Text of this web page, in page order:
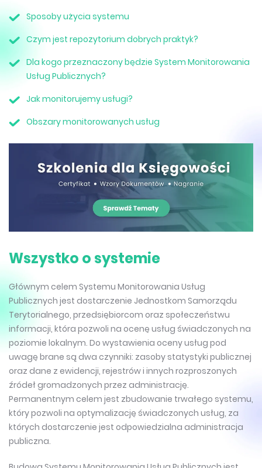
Sposoby użycia systemu
Czym jest repozytorium dobrych praktyk?
Dla kogo przeznaczony będzie System Monitorowania
Usług Publicznych?
Jak monitorujemy usługi?
Obszary monitorowanych usług
Wszystko o systemie
Głównym celem Systemu Monitorowania Usług
Publicznych jest dostarczenie Jednostkom Samorządu
Terytorialnego, przedsiębiorcom oraz społeczeństwu
informacji, która pozwoli na ocenę usług świadczonych na
poziomie lokalnym. Do wystawienia oceny usług pod
uwagę brane są dwa czynniki: zasoby statystyki publicznej
oraz dane z ewidencji, rejestrów i innych rozproszonych
źródeł gromadzonych przez administrację.
Permanentnym celem jest zbudowanie trwałego systemu,
który pozwoli na optymalizację świadczonych usług, za
których dostarczenie jest odpowiedzialna administracja
publiczna.